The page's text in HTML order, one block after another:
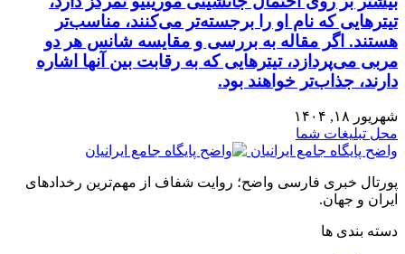
تیترهایی که نام او را برجسته‌تر می‌کنند، مناسب‌تر
هستند. اگر مقاله به بررسی و مقایسه شانس هر دو
مربی می‌پردازد، تیترهایی که به رقابت بین آنها اشاره
دارند، جذاب‌تر خواهند بود.
شهریور ۱۸, ۱۴۰۴
محل تبلیغات شما
واضح پایگاه جامع ایرانیان
پورتال خبری فارسی واضح؛ روایت شفاف از مهم‌ترین رخدادهای
ایران و جهان.
دسته بندی ها